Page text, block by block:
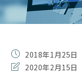
投
稿
公
2018年1月25日
投
2020年2月15日